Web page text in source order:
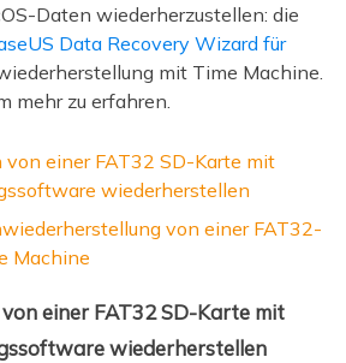
Daten wiederherzustellen: die
Data Recovery Wizard für
mit Time Machine.
mehr zu erfahren.
von einer FAT32 SD-Karte mit
wiederherstellen
von einer FAT32-
Machine
einer FAT32 SD-Karte mit
wiederherstellen